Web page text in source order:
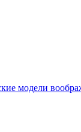
модели